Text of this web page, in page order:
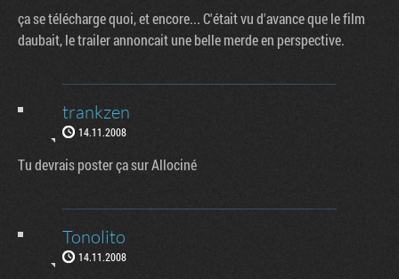
ça se télécharge quoi, et encore... C'était vu d'avance que le film
daubait, le trailer annoncait une belle merde en perspective.
trankzen
14.11.2008
Tu devrais poster ça sur Allociné
Tonolito
14.11.2008